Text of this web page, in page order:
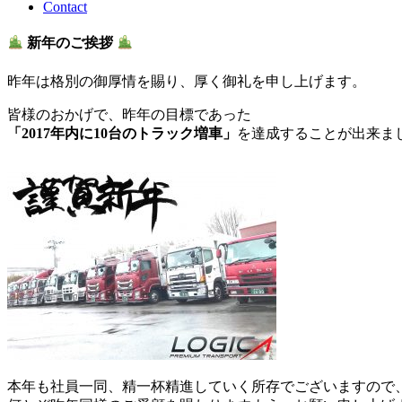
Contact
新年のご挨拶
昨年は格別の御厚情を賜り、厚く御礼を申し上げます。
皆様のおかげで、昨年の目標であった
「2017年内に10台のトラック増車」 を達成することが出来ま
本年も社員一同、精一杯精進していく所存でございますので